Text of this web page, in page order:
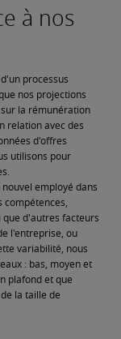
processus
nos projections
la rémunération
relation avec des
d'offres
utilisons pour
employé dans
que d'autres facteurs
l'entreprise, ou
variabilité, nous
: bas, moyen et
plafond et que
la taille de